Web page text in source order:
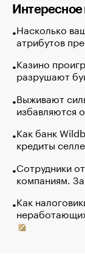
Интересное
Насколько
атрибутов
Казино
разрушают
Выживают
избавляются
Как банк
кредиты
Сотрудники
компаниям.
Как